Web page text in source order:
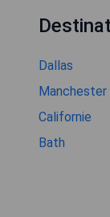
Dallas
Manchester
Californie
Bath